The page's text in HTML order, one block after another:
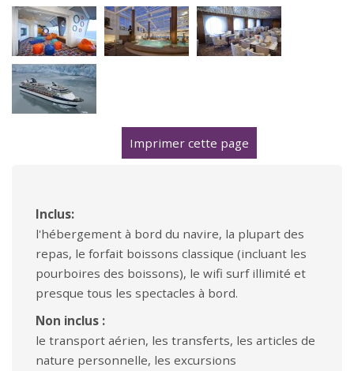
Imprimer cette page
Inclus:
l'hébergement à bord du navire, la plupart des
repas, le forfait boissons classique (incluant les
pourboires des boissons), le wifi surf illimité et
presque tous les spectacles à bord.
Non inclus :
le transport aérien, les transferts, les articles de
nature personnelle, les excursions